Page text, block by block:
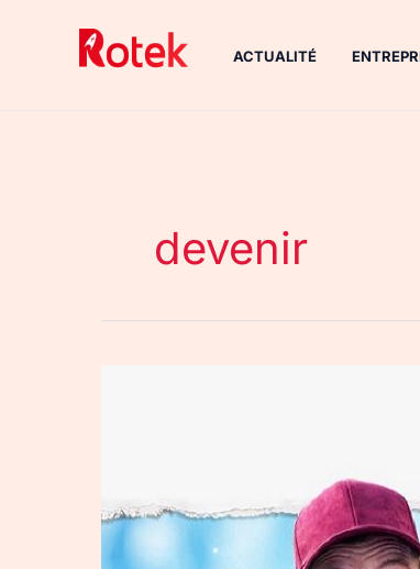
ACTUALITÉ
devenir
Podcast
(encore)